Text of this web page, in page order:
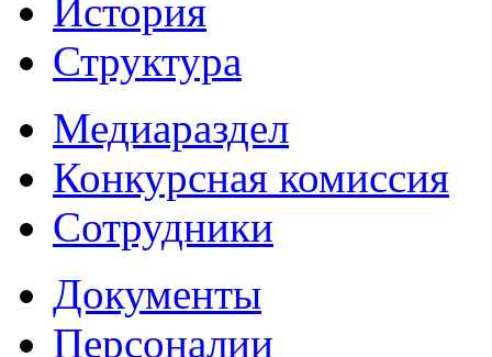
История
Структура
Медиараздел
Конкурсная комиссия
Сотрудники
Документы
Персоналии